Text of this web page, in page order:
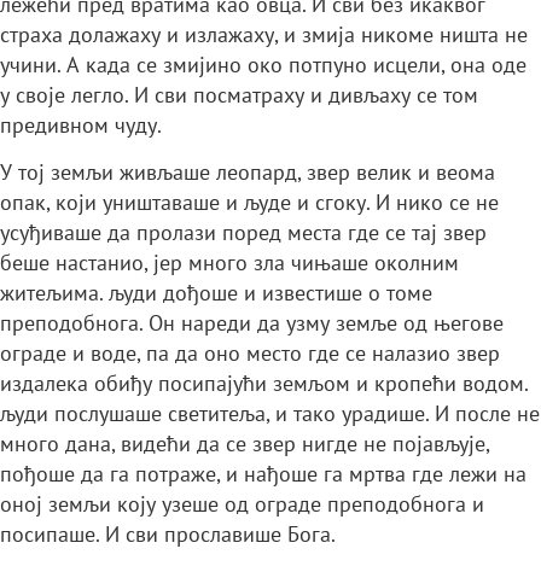
страха долажаху и излажаху, и змија никоме ништа не
учини. А када се змијино око потпуно исцели, она оде
у своје легло. И сви посматраху и дивљаху се том
предивном чуду.
У тој земљи живљаше леопард, звер велик и веома
опак, који уништаваше и људе и сгоку. И нико се не
усуђиваше да пролази поред места где се тај звер
беше настанио, јер много зла чињаше околним
житељима. људи дођоше и известише о томе
преподобнога. Он нареди да узму земље од његове
ограде и воде, па да оно место где се налазио звер
издалека обиђу посипајући земљом и кропећи водом.
људи послушаше светитеља, и тако урадише. И после не
много дана, видећи да се звер нигде не појављује,
пођоше да га потраже, и нађоше га мртва где лежи на
оној земљи коју узеше од ограде преподобнога и
посипаше. И сви прославише Бога.